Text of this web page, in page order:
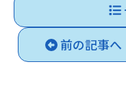
前の記事へ